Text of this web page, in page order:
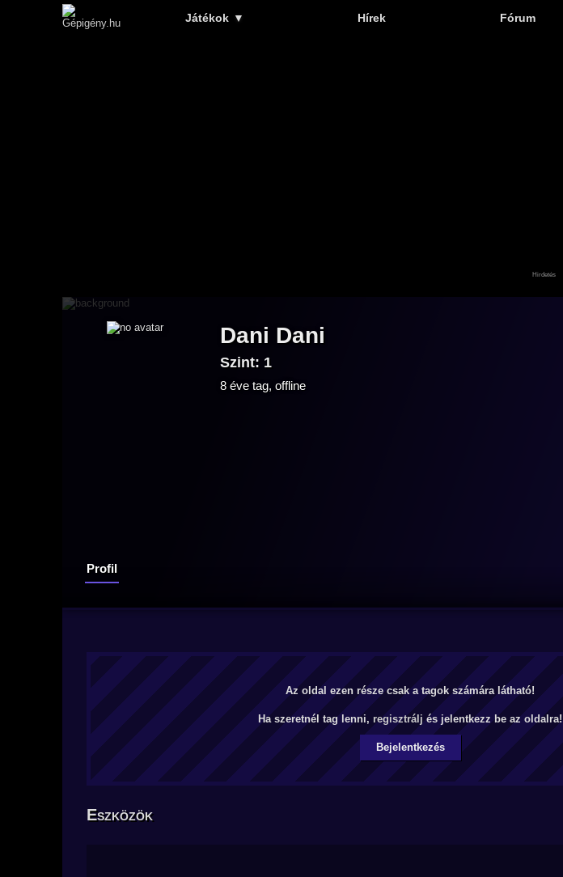
Játékok ▼ Hírek Fórum
Dani Dani
Szint: 1
8 éve tag, offline
Profil
Az oldal ezen része csak a tagok számára látható!
Ha szeretnél tag lenni, regisztrálj és jelentkezz be az oldalra!
Bejelentkezés
Eszközök